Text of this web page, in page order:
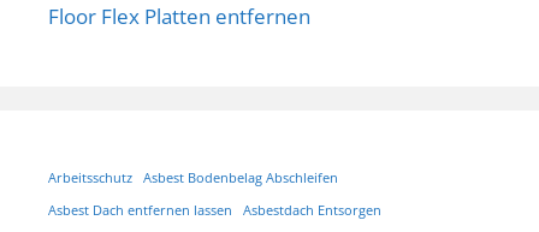
Floor Flex Platten entfernen
Arbeitsschutz
Asbest Bodenbelag Abschleifen
Asbest Dach entfernen lassen
Asbestdach Entsorgen